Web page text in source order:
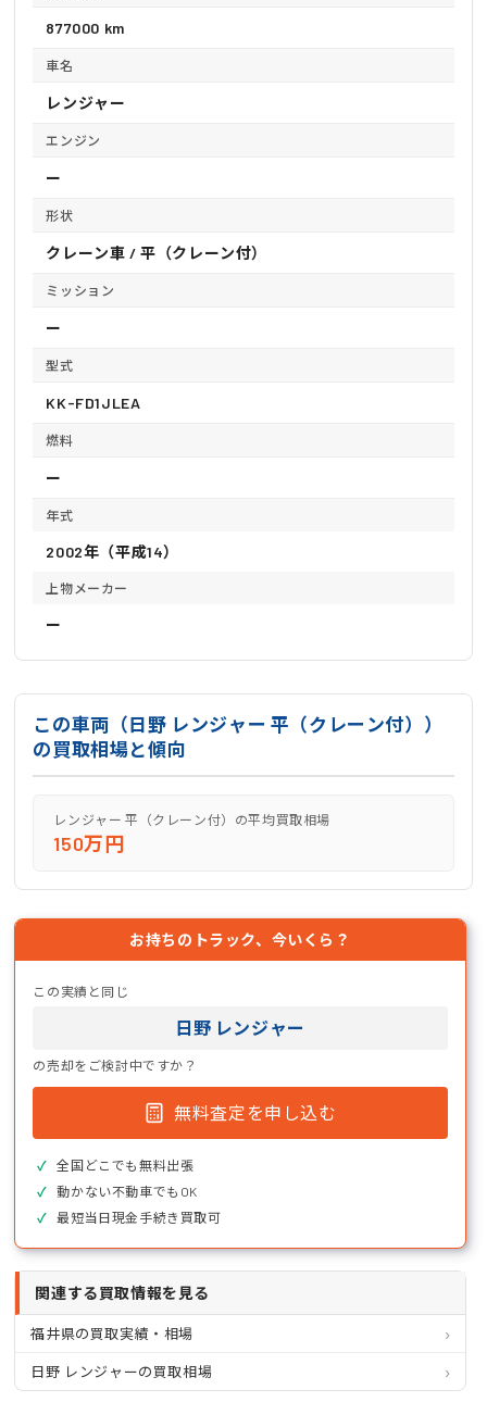
877000 km
車名
レンジャー
エンジン
ー
形状
クレーン車 / 平（クレーン付）
ミッション
ー
型式
KK-FD1JLEA
燃料
ー
年式
2002年（平成14）
上物メーカー
ー
この車両（日野 レンジャー 平（クレーン付））
の買取相場と傾向
レンジャー 平（クレーン付）の平均買取相場
150万円
お持ちのトラック、今いくら？
この実績と同じ
日野 レンジャー
の売却をご検討中ですか？
無料査定を申し込む
全国どこでも無料出張
動かない不動車でもOK
最短当日現金手続き買取可
関連する買取情報を見る
福井県の買取実績・相場
日野 レンジャーの買取相場